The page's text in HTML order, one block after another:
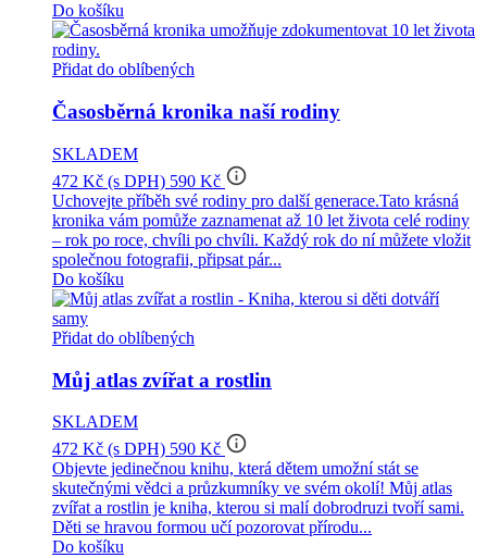
Do košíku
Přidat do oblíbených
Časosběrná kronika naší rodiny
SKLADEM
472 Kč (s DPH) 590 Kč info_outline
Uchovejte příběh své rodiny pro další generace.Tato krásná
kronika vám pomůže zaznamenat až 10 let života celé rodiny
– rok po roce, chvíli po chvíli. Každý rok do ní můžete vložit
společnou fotografii, připsat pár...
Do košíku
Přidat do oblíbených
Můj atlas zvířat a rostlin
SKLADEM
472 Kč (s DPH) 590 Kč info_outline
Objevte jedinečnou knihu, která dětem umožní stát se
skutečnými vědci a průzkumníky ve svém okolí! Můj atlas
zvířat a rostlin je kniha, kterou si malí dobrodruzi tvoří sami.
Děti se hravou formou učí pozorovat přírodu...
Do košíku